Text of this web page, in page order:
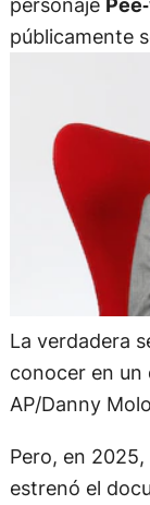
públicamente
La verdadera
conocer en
AP/Danny
Pero, en
estrenó el